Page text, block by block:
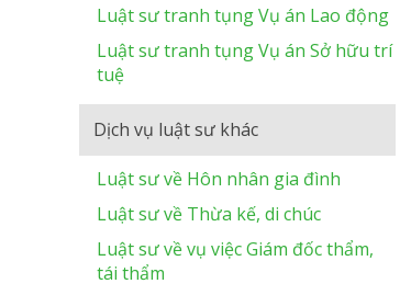
Luật sư tranh tụng Vụ án Lao động
Luật sư tranh tụng Vụ án Sở hữu trí
tuệ
Dịch vụ luật sư khác
Luật sư về Hôn nhân gia đình
Luật sư về Thừa kế, di chúc
Luật sư về vụ việc Giám đốc thẩm,
tái thẩm